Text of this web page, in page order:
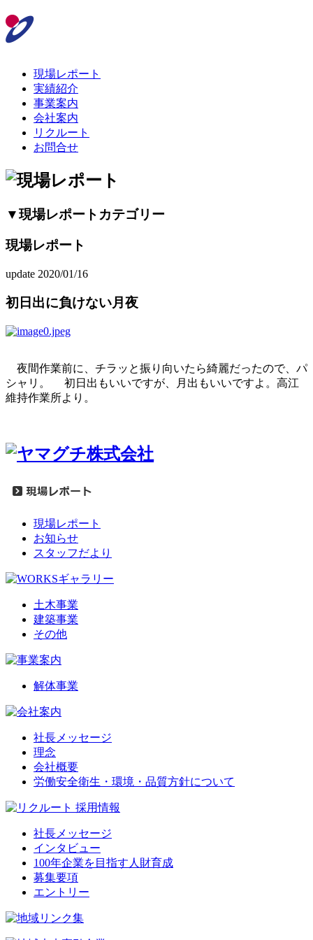
現場レポート
実績紹介
事業案内
会社案内
リクルート
お問合せ
▼現場レポートカテゴリー
現場レポート
update 2020/01/16
初日出に負けない月夜
夜間作業前に、チラッと振り向いたら綺麗だったので、パ
シャリ。 初日出もいいですが、月出もいいですよ。高江
維持作業所より。
現場レポート
お知らせ
スタッフだより
土木事業
建築事業
その他
解体事業
社長メッセージ
理念
会社概要
労働安全衛生・環境・品質方針について
社長メッセージ
インタビュー
100年企業を目指す人財育成
募集要項
エントリー